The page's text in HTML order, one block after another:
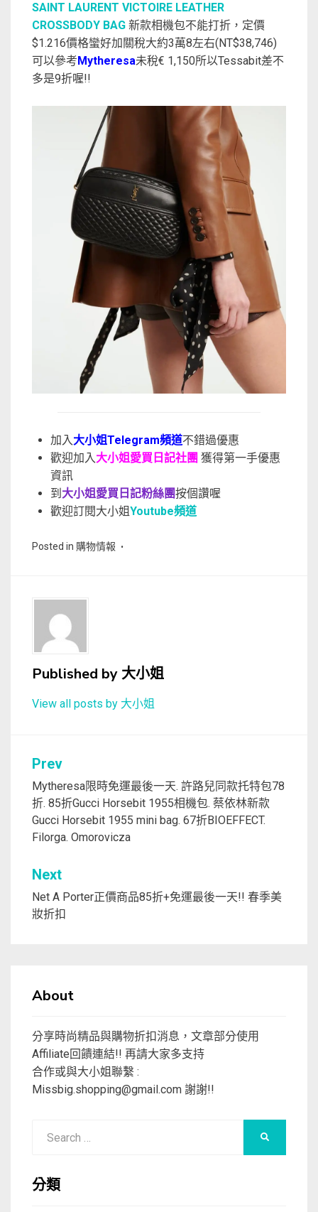
SAINT LAURENT VICTOIRE LEATHER
CROSSBODY BAG 新款相機包不能打折，定價
$1.216價格蠻好加關稅大約3萬8左右(NT$38,746)
可以參考 Mytheresa未稅€ 1,150所以Tessabit差不
多是9折喔!!
加入大小姐Telegram頻道不錯過優惠
歡迎加入大小姐愛買日記社團 獲得第一手優惠
資訊
到 大小姐愛買日記粉絲團按個讚喔
歡迎訂閱大小姐Youtube頻道
Posted in 購物情報
Published by大小姐
View all posts by 大小姐
文
章
導
覽
Prev
Mytheresa限時免運最後一天. 許路兒同款托特包78
折. 85折Gucci Horsebit 1955相機包. 蔡依林新款
Gucci Horsebit 1955 mini bag. 67折BIOEFFECT.
Filorga. Omorovicza
Next
Net A Porter正價商品85折+免運最後一天!! 春季美
妝折扣
About
分享時尚精品與購物折扣消息，文章部分使用
Affiliate回饋連結!! 再請大家多支持
合作或與大小姐聯繫 :
Missbig.shopping@gmail.com 謝謝!!
分類